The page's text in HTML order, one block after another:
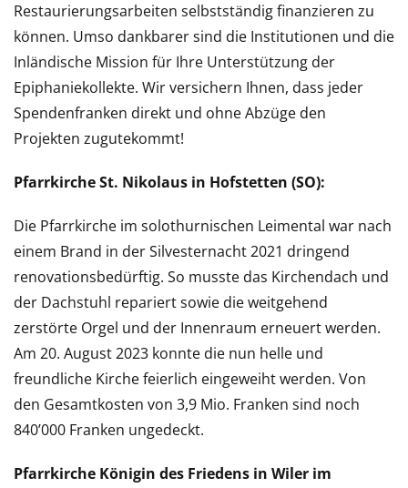
Restaurierungsarbeiten selbstständig finanzieren zu
können. Umso dankbarer sind die Institutionen und die
Inländische Mission für Ihre Unterstützung der
Epiphaniekollekte. Wir versichern Ihnen, dass jeder
Spendenfranken direkt und ohne Abzüge den
Projekten zugutekommt!
Pfarrkirche St. Nikolaus in Hofstetten (SO):
Die Pfarrkirche im solothurnischen Leimental war nach
einem Brand in der Silvesternacht 2021 dringend
renovationsbedürftig. So musste das Kirchendach und
der Dachstuhl repariert sowie die weitgehend
zerstörte Orgel und der Innenraum erneuert werden.
Am 20. August 2023 konnte die nun helle und
freundliche Kirche feierlich eingeweiht werden. Von
den Gesamtkosten von 3,9 Mio. Franken sind noch
840’000 Franken ungedeckt.
Pfarrkirche Königin des Friedens in Wiler im